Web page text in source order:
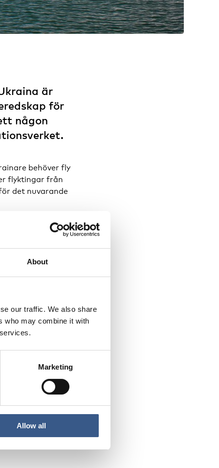
About
our traffic. We also share
who may combine it with
Marketing
Allow all
är
för
någon
behöver fly
flyktingar från
det nuvarande
efter händelser i
beredskap för att
Önnestig.
Myndigheten för